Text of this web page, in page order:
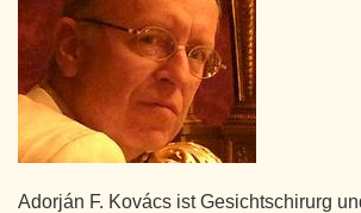
Adorján F. Kovács ist Gesichtschirurg